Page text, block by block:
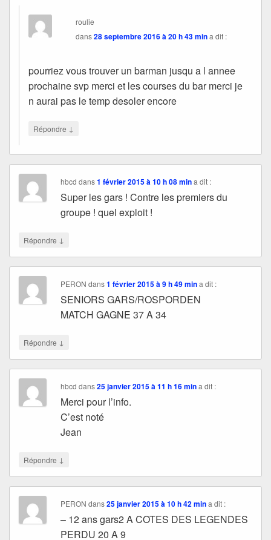
roulie
dans28 septembre 2016 à 20 h 43 mina dit :
pourriez vous trouver un barman jusqu a l annee
prochaine svp merci et les courses du bar merci je
n aurai pas le temp desoler encore
Répondre ↓
hbcd dans1 février 2015 à 10 h 08 min a dit :
Super les gars ! Contre les premiers du
groupe ! quel exploit !
Répondre ↓
PERON dans1 février 2015 à 9 h 49 min a dit :
SENIORS GARS/ROSPORDEN
MATCH GAGNE 37 A 34
Répondre ↓
hbcd dans25 janvier 2015 à 11 h 16 min a dit :
Merci pour l’info.
C’est noté
Jean
Répondre ↓
PERON dans25 janvier 2015 à 10 h 42 min a dit :
– 12 ans gars2 A COTES DES LEGENDES
PERDU 20 A 9